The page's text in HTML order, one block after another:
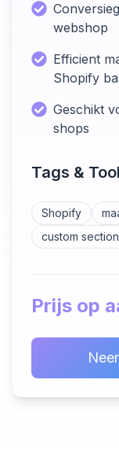
webshop
Efficient
Shopify
Geschikt
shops
Tags &
Shopify
custom
Prijs op